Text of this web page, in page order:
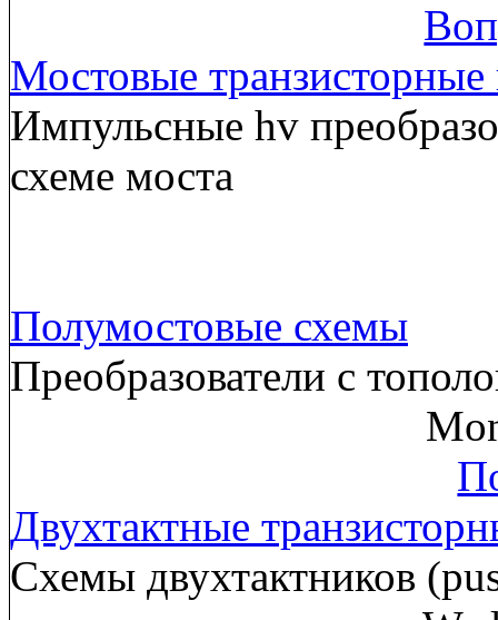
Мостовые транзисторные
Импульсные hv
схеме моста
Полумостовые схемы
Преобразователи с
Двухтактные
Схемы двухтактников